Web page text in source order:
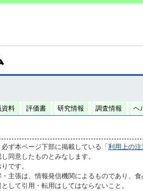
資料 評価書 研究情報 調査情報 ヘ
ず本ページ下部に掲載している「 利用上の注
同意したものとみなします。
です。
主張は、情報発信機関によるものであり、
して引用・転用はしてはならないこと。